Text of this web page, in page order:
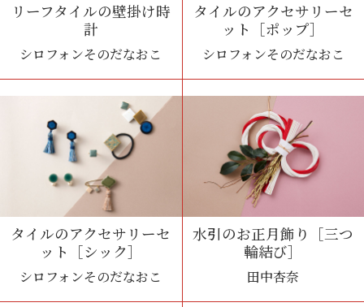
リーフタイルの壁掛け時
計
シロフォンそのだなおこ
タイルのアクセサリーセ
ット［ポップ］
シロフォンそのだなおこ
タイルのアクセサリーセ
ット［シック］
シロフォンそのだなおこ
水引のお正月飾り［三つ
輪結び］
田中杏奈